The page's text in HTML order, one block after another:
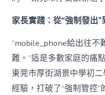
家長實踐：從“強制發出”
“mobile_phone給出往不
難。”這是多數家庭的痛點
東莞市厚街湖景中學初
經驗，打破了“強制管控”